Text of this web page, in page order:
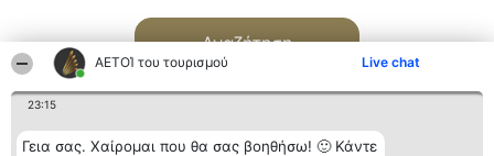
ΑΕΤΟΊ του τουρισμού Live chat
23:15
Γεια σας. Χαίρομαι που θα σας βοηθήσω! 🙂 Κάντε
Αναζήτηση